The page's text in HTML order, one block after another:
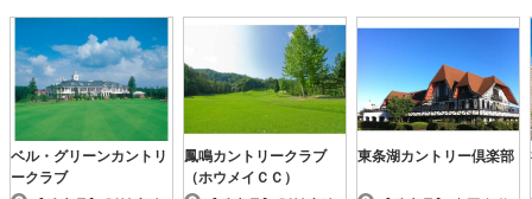
ベル・グリーンカントリ
ークラブ
鳳鳴カントリークラブ
（ホウメイＣＣ）
東条湖カントリー倶楽部